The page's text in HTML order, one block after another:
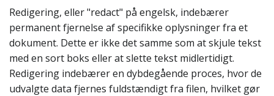
Redigering, eller "redact" på engelsk, indebærer
permanent fjernelse af specifikke oplysninger fra et
dokument. Dette er ikke det samme som at skjule tekst
med en sort boks eller at slette tekst midlertidigt.
Redigering indebærer en dybdegående proces, hvor de
udvalgte data fjernes fuldstændigt fra filen, hvilket gør